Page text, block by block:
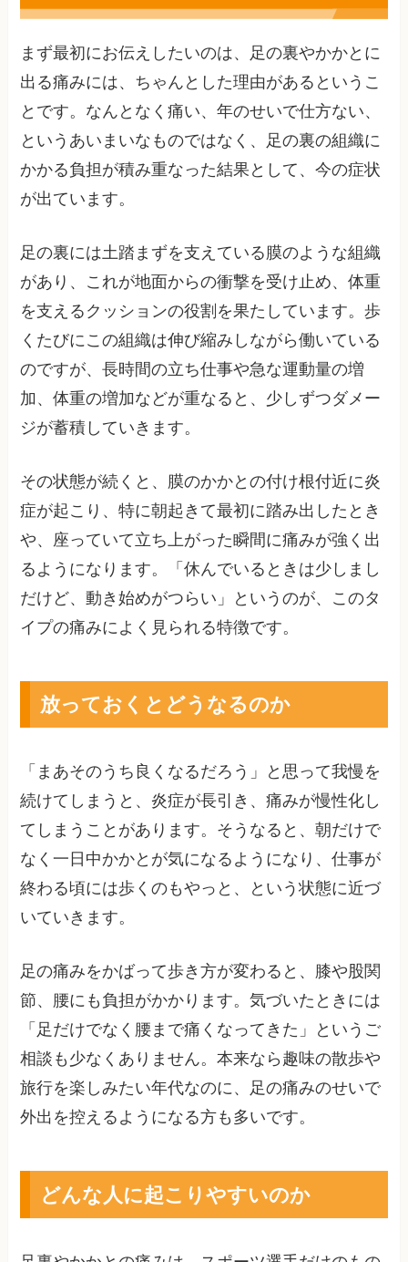
まず最初にお伝えしたいのは、足の裏やかかとに
出る痛みには、ちゃんとした理由があるというこ
とです。なんとなく痛い、年のせいで仕方ない、
というあいまいなものではなく、足の裏の組織に
かかる負担が積み重なった結果として、今の症状
が出ています。
足の裏には土踏まずを支えている膜のような組織
があり、これが地面からの衝撃を受け止め、体重
を支えるクッションの役割を果たしています。歩
くたびにこの組織は伸び縮みしながら働いている
のですが、長時間の立ち仕事や急な運動量の増
加、体重の増加などが重なると、少しずつダメー
ジが蓄積していきます。
その状態が続くと、膜のかかとの付け根付近に炎
症が起こり、特に朝起きて最初に踏み出したとき
や、座っていて立ち上がった瞬間に痛みが強く出
るようになります。「休んでいるときは少しまし
だけど、動き始めがつらい」というのが、このタ
イプの痛みによく見られる特徴です。
放っておくとどうなるのか
「まあそのうち良くなるだろう」と思って我慢を
続けてしまうと、炎症が長引き、痛みが慢性化し
てしまうことがあります。そうなると、朝だけで
なく一日中かかとが気になるようになり、仕事が
終わる頃には歩くのもやっと、という状態に近づ
いていきます。
足の痛みをかばって歩き方が変わると、膝や股関
節、腰にも負担がかかります。気づいたときには
「足だけでなく腰まで痛くなってきた」というご
相談も少なくありません。本来なら趣味の散歩や
旅行を楽しみたい年代なのに、足の痛みのせいで
外出を控えるようになる方も多いです。
どんな人に起こりやすいのか